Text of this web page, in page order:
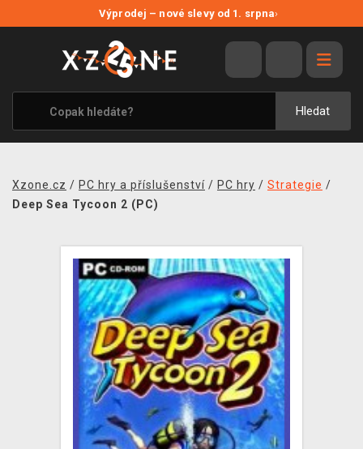
Výprodej – nové slevy od 1. srpna›
Hledat
VÝPRODEJ
VIDEOHRY
XZONE ORIGINALS
TÉMATIKY
MERCHANDISE
KONTAKT
PRODEJNY
XZONE KLUB
Xzone.cz / PC hry a příslušenství / PC hry / Strategie /
Deep Sea Tycoon 2 (PC)